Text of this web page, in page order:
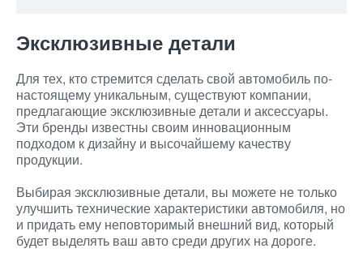
Эксклюзивные детали
Для тех, кто стремится сделать свой автомобиль по-
настоящему уникальным, существуют компании,
предлагающие эксклюзивные детали и аксессуары.
Эти бренды известны своим инновационным
подходом к дизайну и высочайшему качеству
продукции.
Выбирая эксклюзивные детали, вы можете не только
улучшить технические характеристики автомобиля, но
и придать ему неповторимый внешний вид, который
будет выделять ваш авто среди других на дороге.